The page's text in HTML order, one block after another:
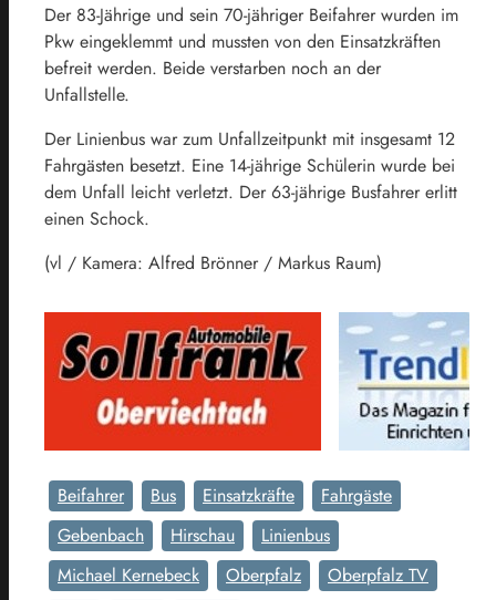
Der 83-Jährige und sein 70-jähriger Beifahrer wurden im
Pkw eingeklemmt und mussten von den Einsatzkräften
befreit werden. Beide verstarben noch an der
Unfallstelle.
Der Linienbus war zum Unfallzeitpunkt mit insgesamt 12
Fahrgästen besetzt. Eine 14-jährige Schülerin wurde bei
dem Unfall leicht verletzt. Der 63-jährige Busfahrer erlitt
einen Schock.
(vl / Kamera: Alfred Brönner / Markus Raum)
Beifahrer Bus Einsatzkräfte
Fahrgäste
Gebenbach
Hirschau
Linienbus
Michael Kernebeck
Oberpfalz
Oberpfalz TV